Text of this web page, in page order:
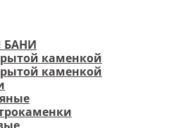
БАНИ
каменкой
каменкой